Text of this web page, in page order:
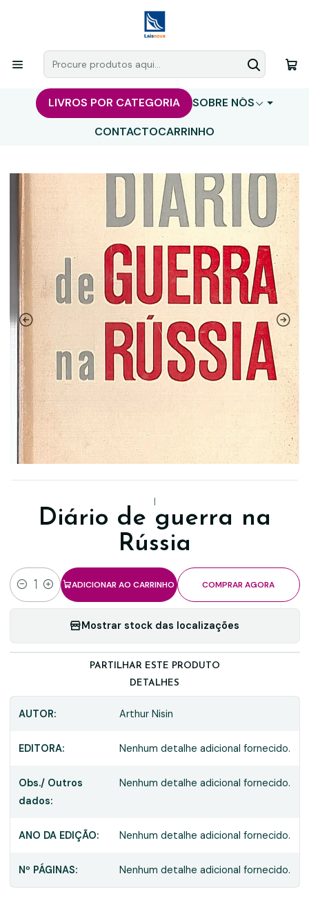
LIVROS POR CATEGORIA
SOBRE NÓS
CONTACTOCARRINHO
|
Diário de guerra na
Rússia
Quantidade
ADICIONAR AO CARRINHO COMPRAR AGORA
Mostrar stock das localizações
PARTILHAR ESTE PRODUTO
DETALHES
AUTOR: Arthur Nisin
EDITORA: Nenhum detalhe adicional fornecido.
Obs./ Outros
dados:
Nenhum detalhe adicional fornecido.
ANO DA EDIÇÃO: Nenhum detalhe adicional fornecido.
Nº PÁGINAS: Nenhum detalhe adicional fornecido.